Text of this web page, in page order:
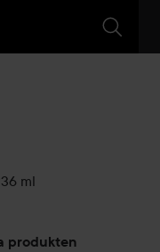
ml
produkten